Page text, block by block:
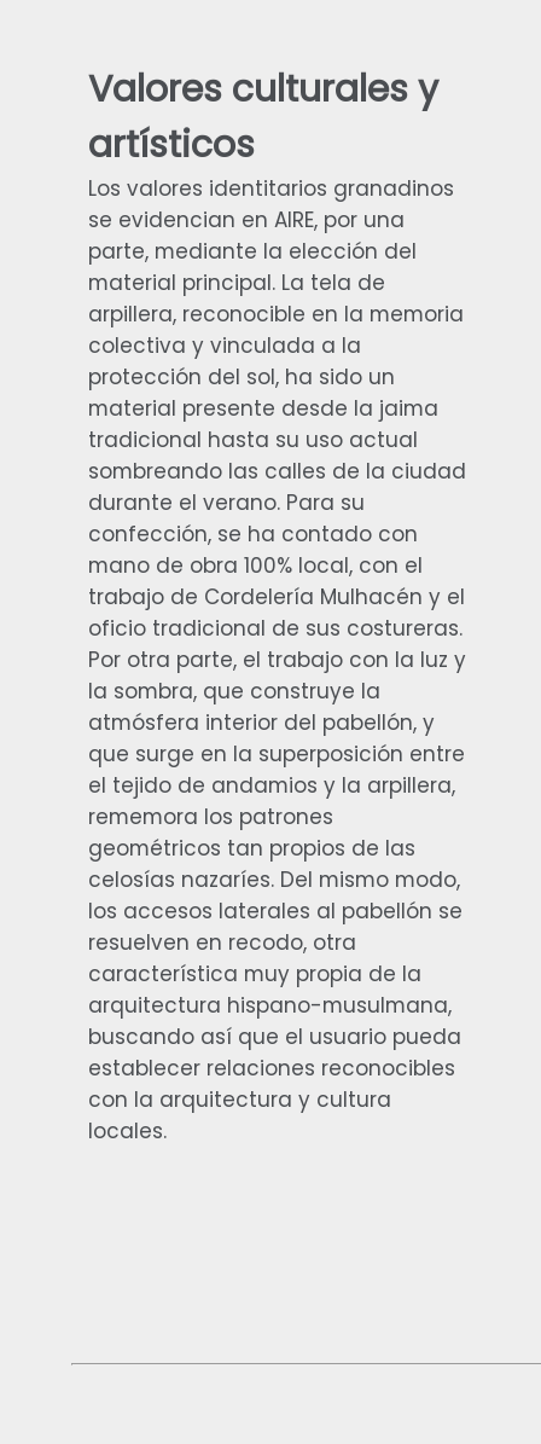
Valores culturales y
artísticos
Los valores identitarios granadinos
se evidencian en AIRE, por una
parte, mediante la elección del
material principal. La tela de
arpillera, reconocible en la memoria
colectiva y vinculada a la
protección del sol, ha sido un
material presente desde la jaima
tradicional hasta su uso actual
sombreando las calles de la ciudad
durante el verano. Para su
confección, se ha contado con
mano de obra 100% local, con el
trabajo de Cordelería Mulhacén y el
oficio tradicional de sus costureras.
Por otra parte, el trabajo con la luz y
la sombra, que construye la
atmósfera interior del pabellón, y
que surge en la superposición entre
el tejido de andamios y la arpillera,
rememora los patrones
geométricos tan propios de las
celosías nazaríes. Del mismo modo,
los accesos laterales al pabellón se
resuelven en recodo, otra
característica muy propia de la
arquitectura hispano-musulmana,
buscando así que el usuario pueda
establecer relaciones reconocibles
con la arquitectura y cultura
locales.